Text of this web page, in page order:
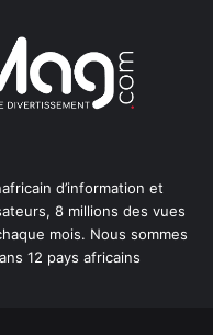
d’information et
8 millions des vues
mois. Nous sommes
12 pays africains